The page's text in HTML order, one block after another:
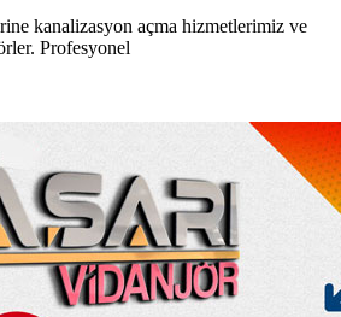
kanalizasyon açma hizmetlerimiz ve
Profesyonel